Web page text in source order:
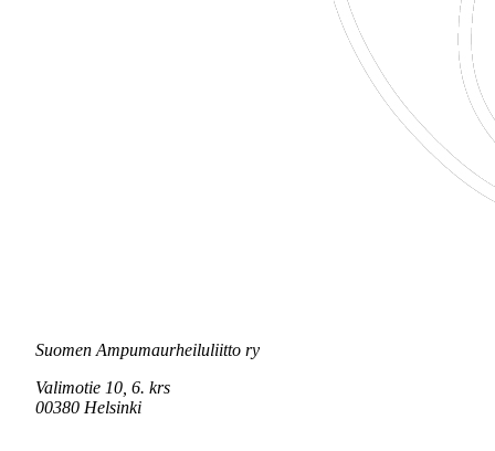
Suomen Ampumaurheiluliitto ry
Valimotie 10, 6. krs
00380 Helsinki